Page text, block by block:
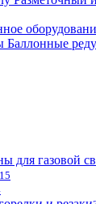
Баллонные
для газовой
15